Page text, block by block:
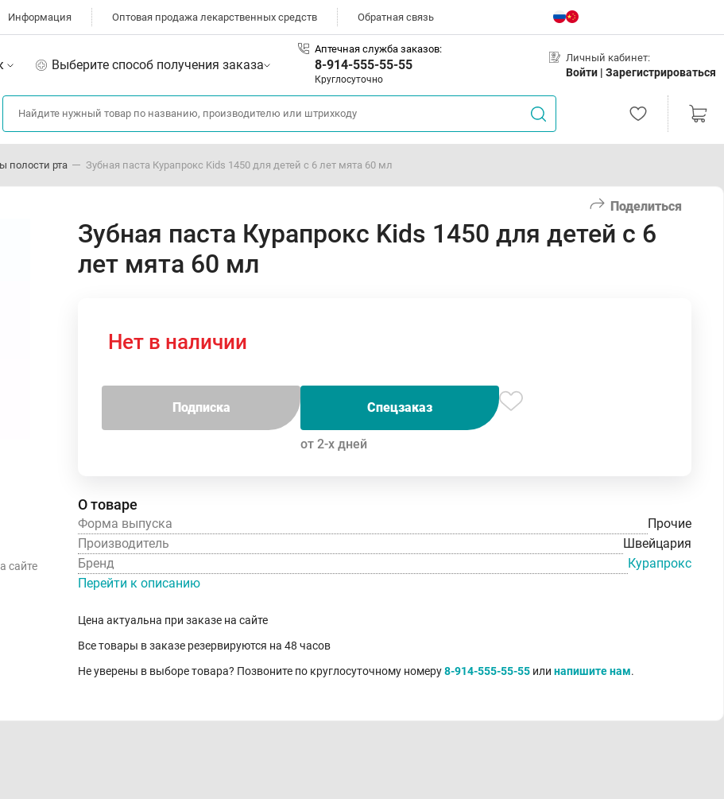
Информация Оптовая продажа лекарственных средств Обратная связь
Выберите способ получения заказа
Аптечная служба заказов:
8-914-555-55-55
Круглосуточно
Личный кабинет:
Войти | Зарегистрироваться
полости рта Зубная паста Курапрокс Kids 1450 для детей с 6 лет мята 60 мл
Поделиться
сайте
Зубная паста Курапрокс Kids 1450 для детей с 6
лет мята 60 мл
Нет в наличии
Подписка Спецзаказ
от 2-х дней
О товаре
Форма выпуска
Прочие
Производитель
Швейцария
Бренд
Курапрокс
Перейти к описанию
Цена актуальна при заказе на сайте
Все товары в заказе резервируются на 48 часов
Не уверены в выборе товара? Позвоните по круглосуточному номеру8-914-555-55-55 или напишите нам.